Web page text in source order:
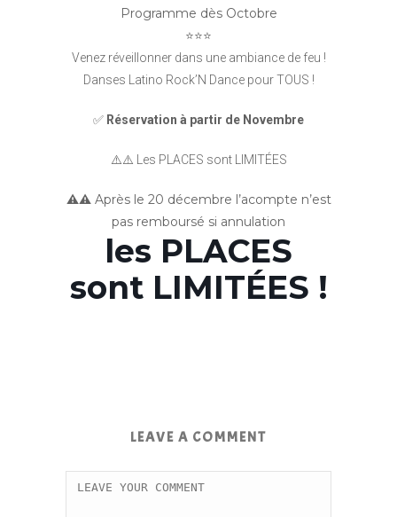
Programme dès Octobre
⭐️⭐️⭐️
Venez réveillonner dans une ambiance de feu !
Danses Latino Rock’N Dance pour TOUS !
✅ Réservation à partir de Novembre
⚠️⚠️ Les PLACES sont LIMITÉES
⚠️⚠️ Après le 20 décembre l’acompte n’est
pas remboursé si annulation
les PLACES
sont LIMITÉES !
LEAVE A COMMENT